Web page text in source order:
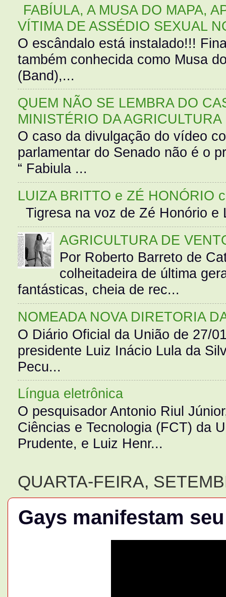
FABÍULA, A MUSA DO MAPA,
VÍTIMA DE ASSÉDIO SEXUAL
O escândalo está instalado!!!
também conhecida como Musa
(Band),...
QUEM NÃO SE LEMBRA DO
MINISTÉRIO DA AGRICULTURA
O caso da divulgação do vídeo
parlamentar do Senado não é o
“ Fabiula ...
LUIZA BRITTO e ZÉ HONÓRIO
Tigresa na voz de Zé Honório
AGRICULTURA DE
Por Roberto Barreto de
colheitadeira de última
fantásticas, cheia de rec...
NOMEADA NOVA DIRETORIA
O Diário Oficial da União de 27/
presidente Luiz Inácio Lula da
Pecu...
Língua eletrônica
O pesquisador Antonio Riul
Ciências e Tecnologia (FCT) da
Prudente, e Luiz Henr...
QUARTA-FEIRA,
Gays manifestam